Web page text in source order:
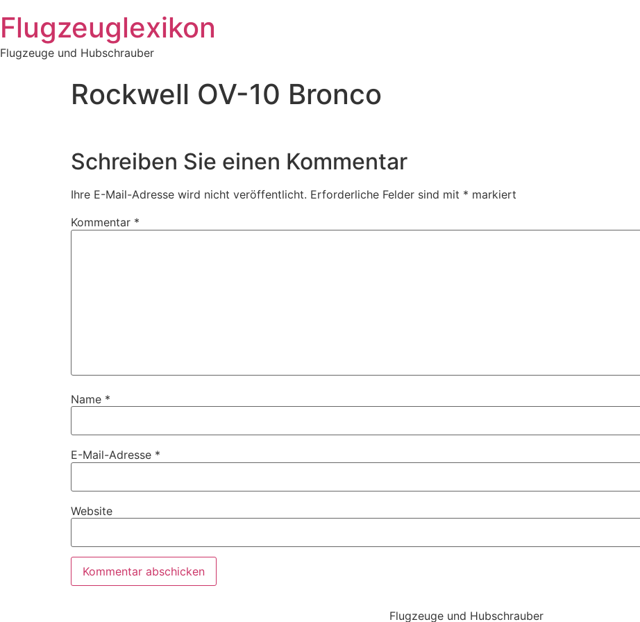
Inhalt
springen
Flugzeuglexikon
Flugzeuge und Hubschrauber
Rockwell OV-10 Bronco
Schreiben Sie einen Kommentar
Ihre E-Mail-Adresse wird nicht veröffentlicht. Erforderliche Felder sind mit * markiert
Kommentar *
Name *
E-Mail-Adresse *
Website
Flugzeuge und Hubschrauber